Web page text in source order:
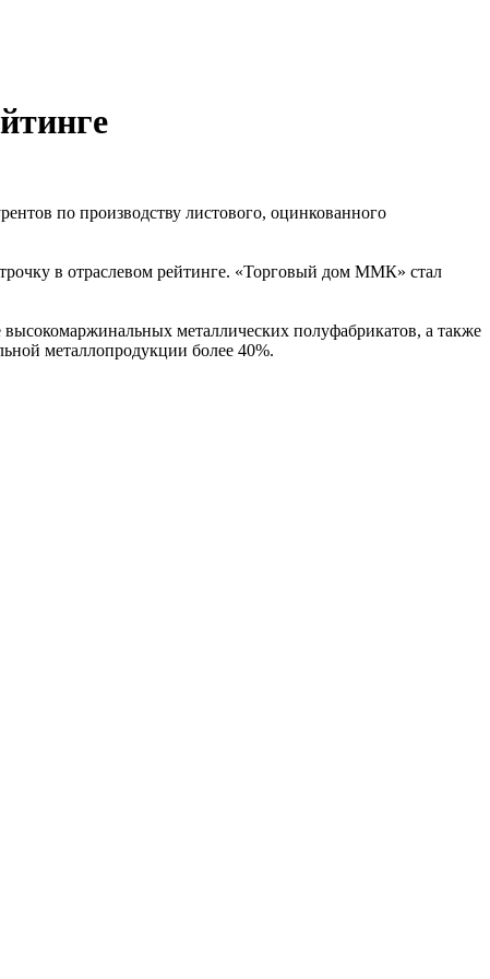
по производству листового, оцинкованного
в отраслевом рейтинге. «Торговый дом ММК» стал
металлических полуфабрикатов, а также
металлопродукции более 40%.